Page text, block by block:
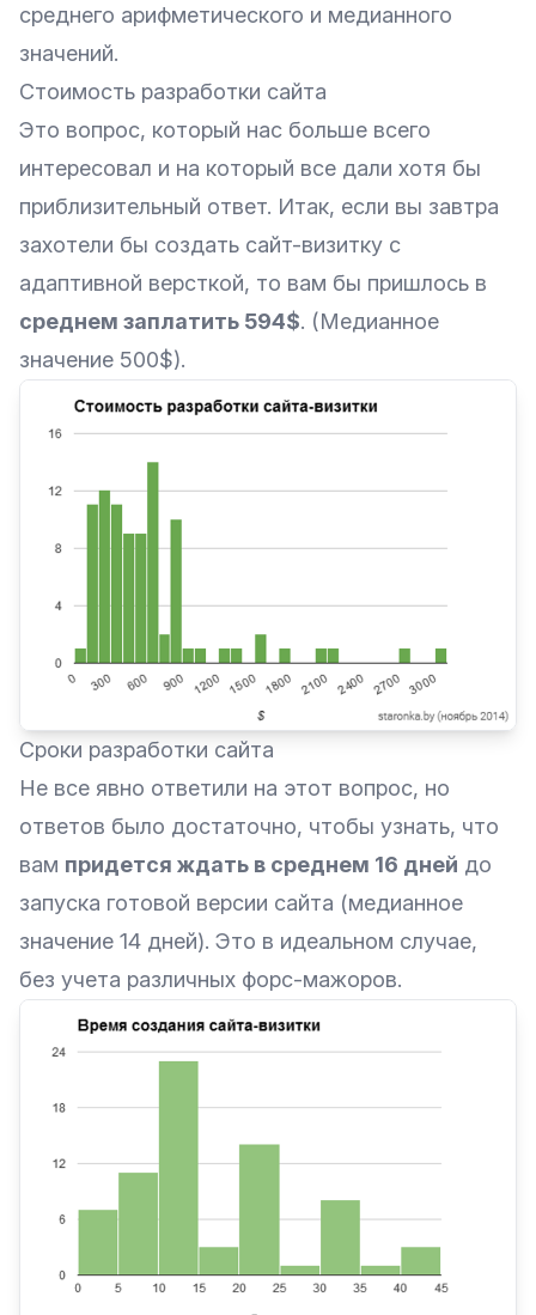
среднего арифметического и медианного
значений.
Стоимость разработки сайта
Это вопрос, который нас больше всего
интересовал и на который все дали хотя бы
приблизительный ответ. Итак, если вы завтра
захотели бы создать сайт-визитку с
адаптивной версткой, то вам бы пришлось в
среднем заплатить 594$. (Медианное
значение 500$).
Сроки разработки сайта
Не все явно ответили на этот вопрос, но
ответов было достаточно, чтобы узнать, что
вам придется ждать в среднем 16 дней до
запуска готовой версии сайта (медианное
значение 14 дней). Это в идеальном случае,
без учета различных форс-мажоров.